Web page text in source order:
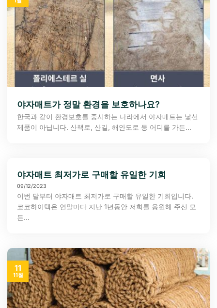
야자매트가 정말 환경을 보호하나요?
한국과 같이 환경보호를 중시하는 나라에서 야자매트는 낯선
제품이 아닙니다. 산책로, 산길, 해안도로 등 어디를 가든...
야자매트 최저가로 구매할 유일한 기회
09/12/2023
이번 달부터 야자매트 최저가로 구매할 유일한 기회입니다.
코코하이텍은 연말마다 지난 1년동안 저희를 응원해 주신 모
든...
11
11월